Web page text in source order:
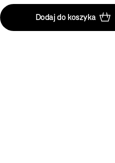
Dodaj do koszyka